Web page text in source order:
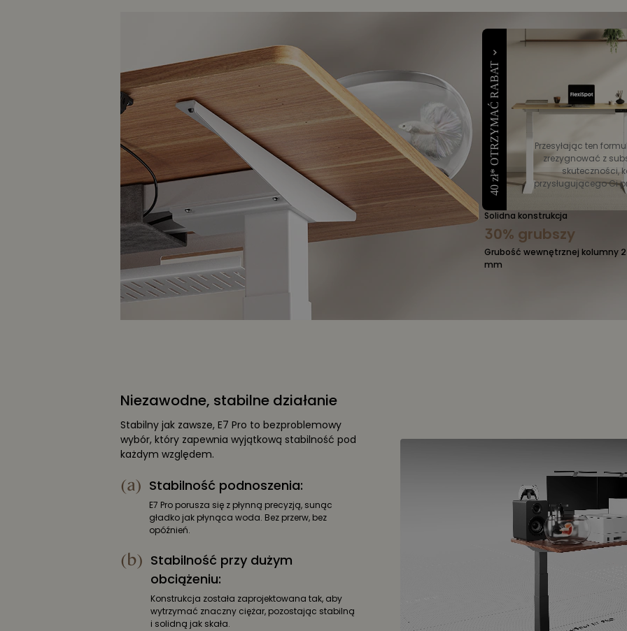
Precyzyjna konstrukcja
Min. Odstęp między
kolumnami
Dla bardziej stabilnej podróży
podnoszenia
Solidna konstrukcja
30% grubszy
Grubość wewnętrznej kolumny 2
mm
Niezawodne, stabilne działanie
Stabilny jak zawsze, E7 Pro to bezproblemowy
wybór, który zapewnia wyjątkową stabilność pod
każdym względem.
(a) Stabilność podnoszenia:
E7 Pro porusza się z płynną precyzją, sunąc
gładko jak płynąca woda. Bez przerw, bez
opóźnień.
(b) Stabilność przy dużym
obciążeniu:
Konstrukcja została zaprojektowana tak, aby
wytrzymać znaczny ciężar, pozostając stabilną
i solidną jak skała.
40 zł* OTRZYMAĆ RABAT
Przesyłając ten
zrezygnować z
skuteczności,
przysługującego Ci